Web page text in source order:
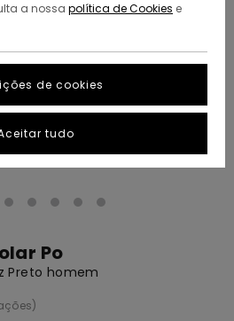
Po
Preto homem
a nossa política de Cookies e
de cookies
tudo